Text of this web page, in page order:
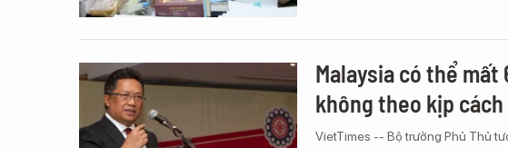
Malaysia có thể mất
không theo kịp cách
VietTimes -- Bộ trưởng Phủ Thủ